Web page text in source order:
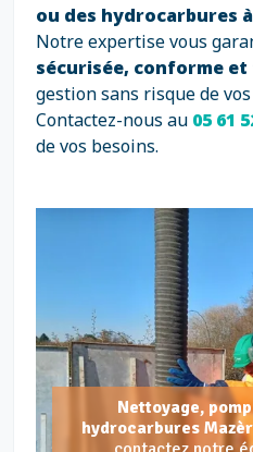
ou des hydrocarbures
Notre expertise vous
sécurisée, conforme
gestion sans risque de
Contactez-nous au 05 61
de vos besoins.
Nettoyage,
hydrocarbures